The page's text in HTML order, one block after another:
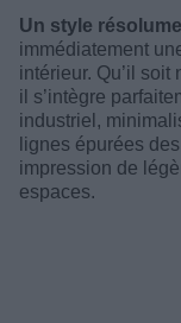
Un style
immédiatement
intérieur. Qu’il soit
il s’intègre
industriel,
lignes épurées
impression de
espaces.